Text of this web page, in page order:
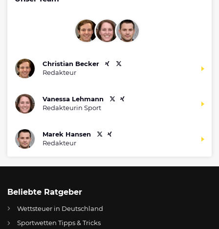
Christian Becker
Redakteur
Vanessa Lehmann
Redakteurin Sport
Marek Hansen
Redakteur
Beliebte Ratgeber
Wettsteuer in Deutschland
Sportwetten Tipps & Tricks